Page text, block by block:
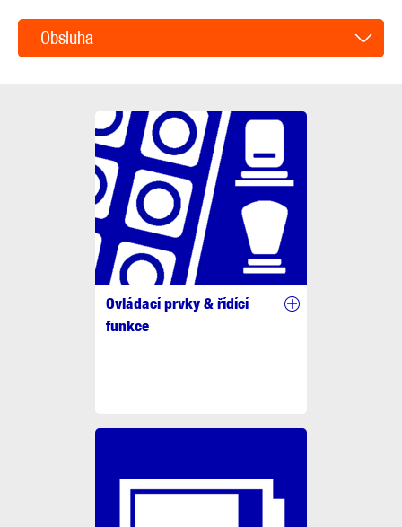
Obsluha
Ovládací prvky & řídící
funkce